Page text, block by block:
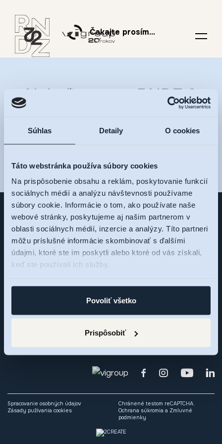
Súhlas Detaily O cookies
Táto webstránka používa súbory cookies
Na prispôsobenie obsahu a reklám, poskytovanie funkcií
sociálnych médií a analýzu návštevnosti používame
súbory cookie. Informácie o tom, ako používate naše
webové stránky, poskytujeme aj našim partnerom v
oblasti sociálnych médií, inzercie a analýzy. Títo partneri
môžu príslušné informácie skombinovať s ďalšími
údajmi, ktoré ste im poskytli alebo ktoré od vás získali,
keď ste používali ich služby.
Povoliť všetko
Prispôsobiť
Čakajte prosím...
Nalaďte sa na RNDZ 2
váš e-mail
Sme tu pre vás,
pýtajte sa
stretnutie.
Spracovanie osobných údajov
Zásady pužívania cookies
Chránené testom reCAPTCHA.
Ochrana súkromia a Zmluvné
podmienky